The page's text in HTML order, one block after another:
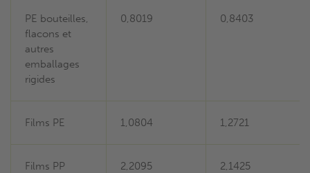
PE bouteilles,
flacons et
autres
emballages
rigides
0,8019 0,8403
Films PE 1,0804 1,2721
Films PP 2,2095 2,1425